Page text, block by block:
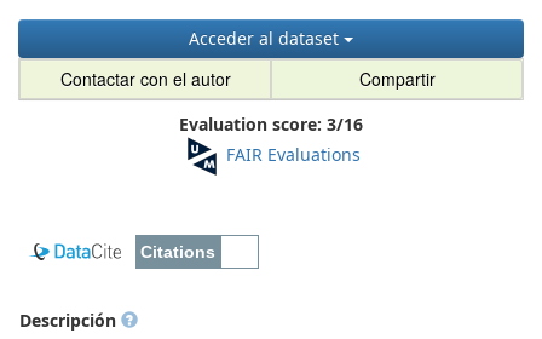
Acceder al dataset
Contactar con el autor Compartir
Evaluation score: 3/16
FAIR Evaluations
Descripción